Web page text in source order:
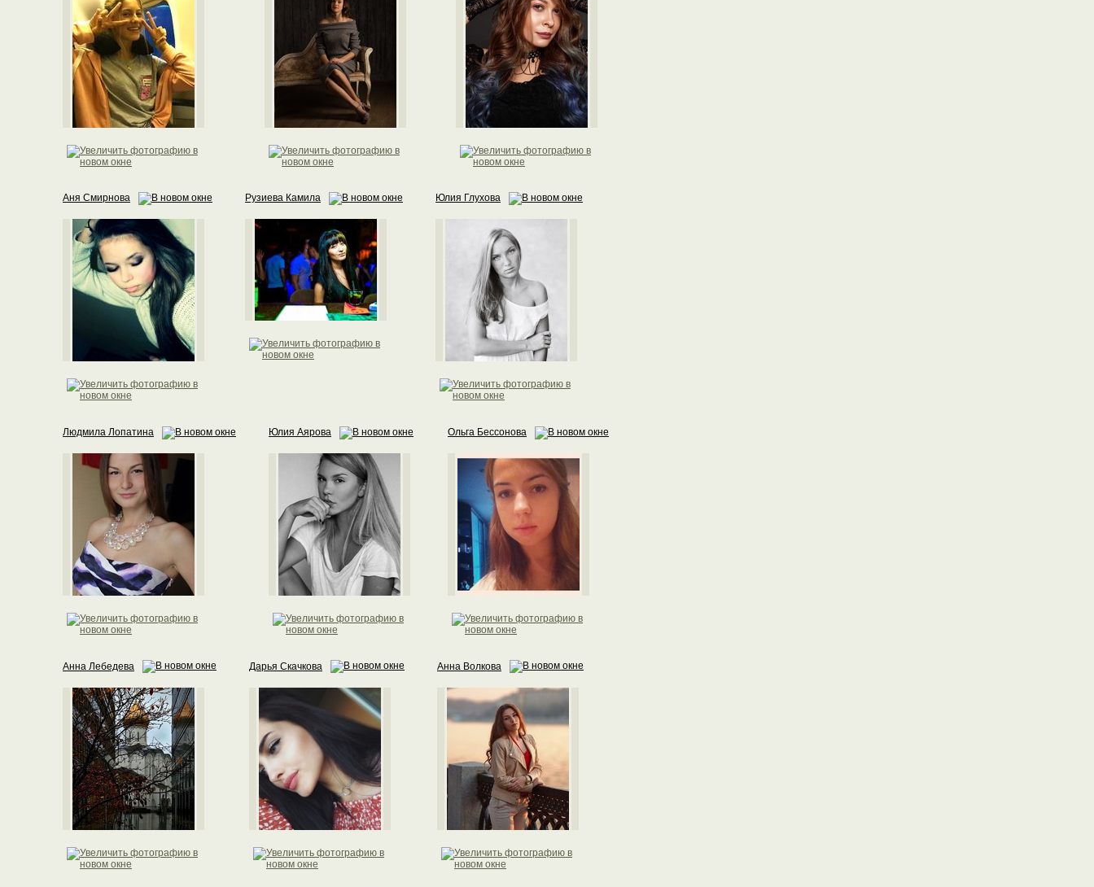
Аня Смирнова Рузиева Камила Юлия Глухова
Людмила Лопатина Юлия Аярова Ольга Бессонова
Анна Лебедева Дарья Скачкова Анна Волкова